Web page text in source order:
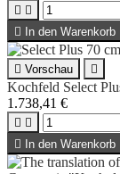
 

In den Warenkorb
 Vorschau 
Kochfeld Select
1.738,41 €
 

In den Warenkorb